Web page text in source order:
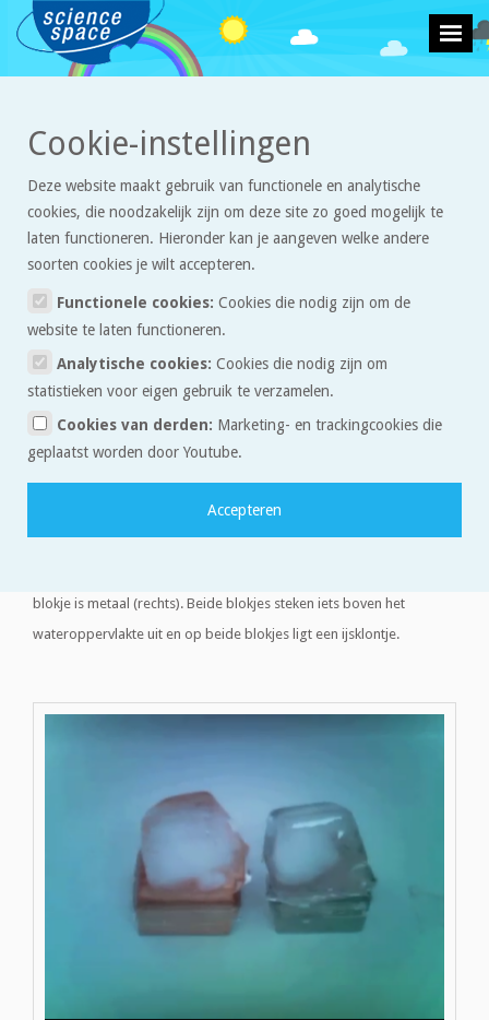
Weer en klimaat > Artikelen >Smeltende ijsklontjes op hout en metaal
Smeltende ijsklontjes op hout
en metaal
warmte en temperatuur veel tegen. Deze twee
kijken we naar twee smeltende ijsklontjes en
verklaren we dit met de begrippen warmte en
temperatuur.
In onderstaande afbeelding zie je een beeldje van een filmpje van
een experiment. Hierbij heeft een docent twee blokjes in een bakje
blokje is metaal (rechts). Beide blokjes steken iets boven het
wateroppervlakte uit en op beide blokjes ligt een ijsklontje.
Cookie-instellingen
Deze website maakt gebruik van functionele en analytische
cookies, die noodzakelijk zijn om deze site zo goed mogelijk te
laten functioneren. Hieronder kan je aangeven welke andere
soorten cookies je wilt accepteren.
Functionele cookies: Cookies die nodig zijn om de
website te laten functioneren.
Analytische cookies: Cookies die nodig zijn om
statistieken voor eigen gebruik te verzamelen.
Cookies van derden: Marketing- en trackingcookies die
geplaatst worden door Youtube.